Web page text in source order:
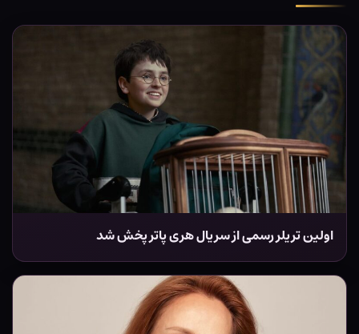
اولین تریلر رسمی از سریال هری پاتر پخش شد